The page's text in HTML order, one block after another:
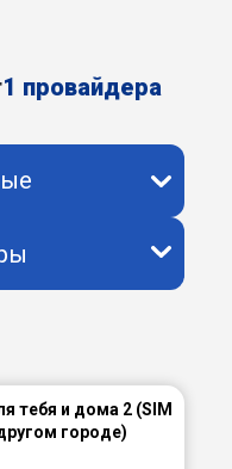
1 провайдера
тебя и дома 2 (SIM
городе)